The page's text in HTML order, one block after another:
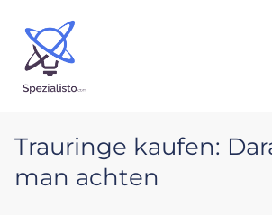
Trauringe kaufen:
man achten